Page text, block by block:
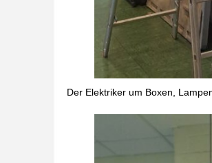
Der Elektriker um Boxen,